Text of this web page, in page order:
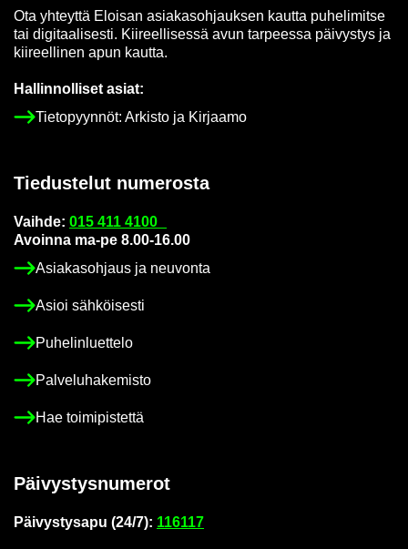
Ota yh­teyt­tä Eloi­san asia­kas­oh­jauk­sen kaut­ta pu­he­li­mit­se
tai di­gi­taa­li­ses­ti. Kii­reel­li­ses­sä avun tar­pees­sa päi­vys­tys ja
kii­reel­li­nen apun kaut­ta.
Hal­lin­nol­li­set asiat:
Tie­to­pyyn­nöt: Ar­kis­to ja Kir­jaa­mo
Tie­dus­te­lut nu­me­ros­ta
Vaih­de: 015 411 4100
Avoin­na ma-pe 8.00-16.00
Asia­kas­oh­jaus ja neu­von­ta
Asioi säh­köi­ses­ti
Pu­he­lin­luet­te­lo
Pal­ve­lu­ha­ke­mis­to
Hae toi­mi­pis­tet­tä
Päi­vys­tys­nu­me­rot
Päi­vys­tys­a­pu (24/7): 116117